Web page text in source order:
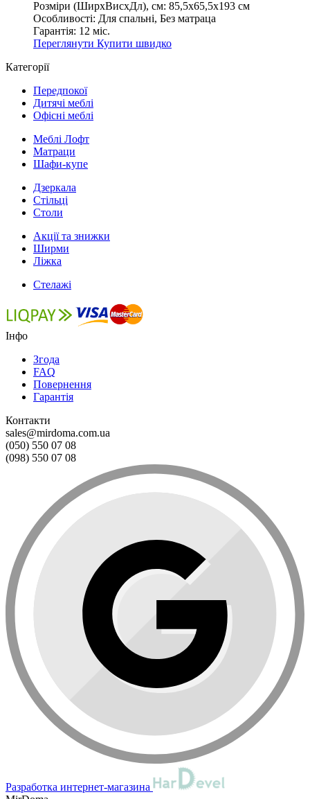
Розміри (ШирxВисxДл), см: 85,5х65,5х193 см
Особливості: Для спальні, Без матраца
Гарантія: 12 міс.
Переглянути Купити швидко
Категорії
Передпокої
Дитячі меблі
Офісні меблі
Меблі Лофт
Матраци
Шафи-купе
Дзеркала
Стільці
Столи
Акції та знижки
Ширми
Ліжка
Стелажі
Інфо
Згода
FAQ
Повернення
Гарантія
Контакти
sales@mirdoma.com.ua
(050) 550 07 08
(098) 550 07 08
Разработка интернет-магазина